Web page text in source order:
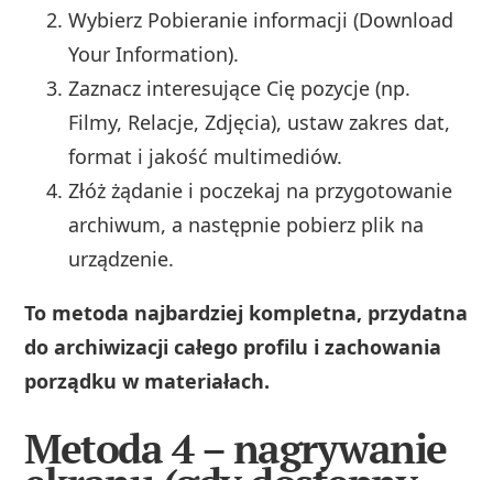
Wybierz Pobieranie informacji (Download
Your Information).
Zaznacz interesujące Cię pozycje (np.
Filmy, Relacje, Zdjęcia), ustaw zakres dat,
format i jakość multimediów.
Złóż żądanie i poczekaj na przygotowanie
archiwum, a następnie pobierz plik na
urządzenie.
To metoda najbardziej kompletna, przydatna
do archiwizacji całego profilu i zachowania
porządku w materiałach.
Metoda 4 – nagrywanie